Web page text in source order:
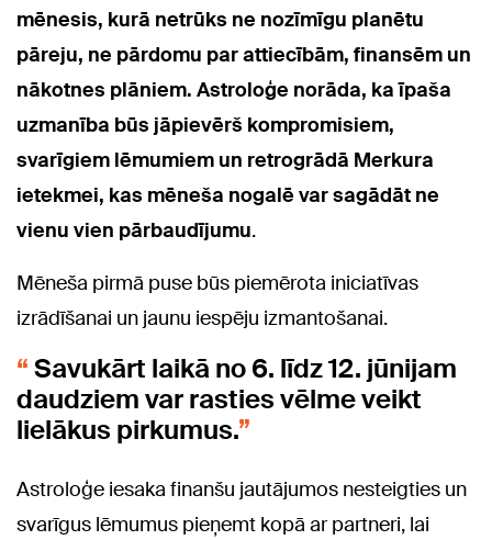
mēnesis, kurā netrūks ne nozīmīgu planētu
pāreju, ne pārdomu par attiecībām, finansēm un
nākotnes plāniem. Astroloģe norāda, ka īpaša
uzmanība būs jāpievērš kompromisiem,
svarīgiem lēmumiem un retrogrādā Merkura
ietekmei, kas mēneša nogalē var sagādāt ne
vienu vien pārbaudījumu.
Mēneša pirmā puse būs piemērota iniciatīvas
izrādīšanai un jaunu iespēju izmantošanai.
Savukārt laikā no 6. līdz 12. jūnijam
daudziem var rasties vēlme veikt
lielākus pirkumus.
Astroloģe iesaka finanšu jautājumos nesteigties un
svarīgus lēmumus pieņemt kopā ar partneri, lai